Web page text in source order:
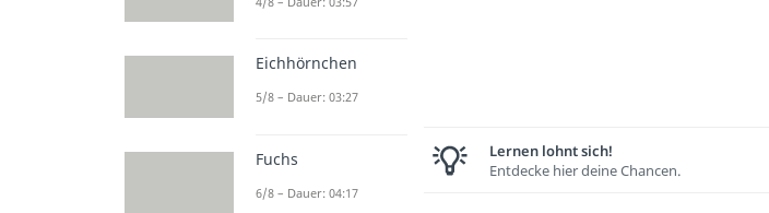
Lernen lohnt sich!
Entdecke hier deine Chancen.
Eichhörnchen
5/8 – Dauer: 03:27
Fuchs
6/8 – Dauer: 04:17